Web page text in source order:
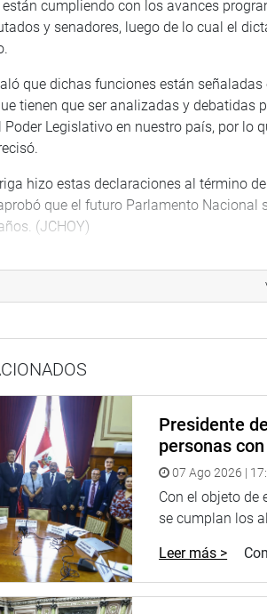
cumpliendo con los avances
y senadores, luego de lo cual el
que dichas funciones están
tienen que ser analizadas y
Poder Legislativo en nuestro país, por lo
hizo estas declaraciones al término
que el futuro Parlamento
(JCHOY)
más información en nuestra
www.congreso.gob.pe/
https://goo.gl/s5t7XN
goo.gl/iMywRR
goo.gl/VBXBNk
hMwTg1
Presidente
personas
07 Ago 2026 |
Con el objeto de
se cumplan los
Leer más >